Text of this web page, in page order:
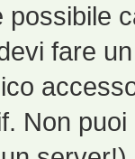
possibile
fare
Non